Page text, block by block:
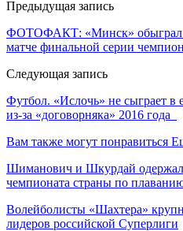
Предыдущая запись
ФОТОФАКТ: «Минск» обыграл
матче финальной серии
Следующая запись
Футбол. «Ислочь» не сыграет в
из-за «договорняка» 2016 года
Вам также могут понравиться
Шиманович и Шкурдай
чемпионата страны по
Волейболисты «Шахтера»
лидеров российской Суперлиги